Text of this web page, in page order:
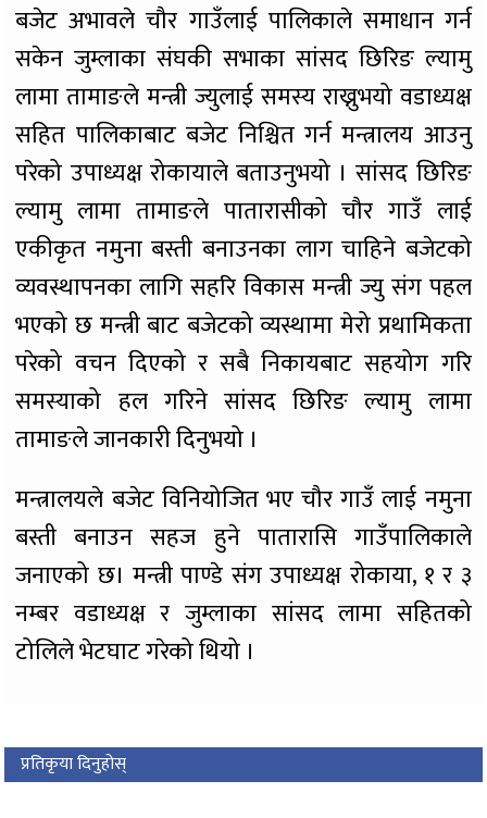
बजेट अभावले चौर गाउँलाई पालिकाले समाधान गर्न
सकेन जुम्लाका संघकी सभाका सांसद छिरिङ ल्यामु
लामा तामाङले मन्त्री ज्युलाई समस्य राख्नुभयो वडाध्यक्ष
सहित पालिकाबाट बजेट निश्चित गर्न मन्त्रालय आउनु
परेको उपाध्यक्ष रोकायाले बताउनुभयो । सांसद छिरिङ
ल्यामु लामा तामाङले पातारासीको चौर गाउँ लाई
एकीकृत नमुना बस्ती बनाउनका लाग चाहिने बजेटको
व्यवस्थापनका लागि सहरि विकास मन्त्री ज्यु संग पहल
भएको छ मन्त्री बाट बजेटको व्यस्थामा मेरो प्रथामिकता
परेको वचन दिएको र सबै निकायबाट सहयोग गरि
समस्याको हल गरिने सांसद छिरिङ ल्यामु लामा
तामाङले जानकारी दिनुभयो ।
मन्त्रालयले बजेट विनियोजित भए चौर गाउँ लाई नमुना
बस्ती बनाउन सहज हुने पातारासि गाउँपालिकाले
जनाएको छ। मन्त्री पाण्डे संग उपाध्यक्ष रोकाया, १ र ३
नम्बर वडाध्यक्ष र जुम्लाका सांसद लामा सहितको
टोलिले भेटघाट गरेको थियो ।
प्रतिकृया दिनुहोस्